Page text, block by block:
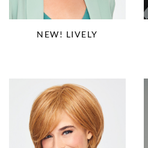
NEW! LIVELY